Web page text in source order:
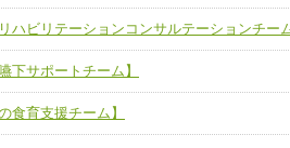
的リハビリテーションコンサルテーション
・嚥下サポートチーム】
ハビリテーションコンサルテーションチー
下サポートチーム】
食育支援チーム】